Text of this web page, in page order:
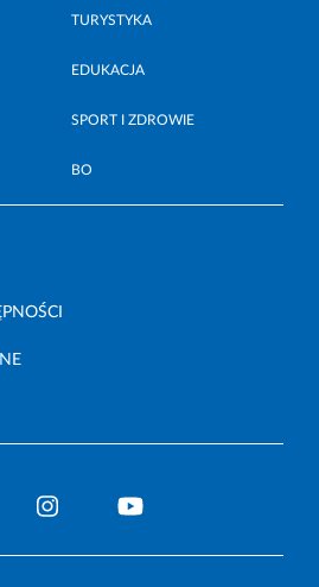
TURYSTYKA
EDUKACJA
SPORT I ZDROWIE
BO